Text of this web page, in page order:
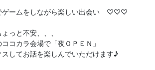
ームをしながら楽しい出会い ♡♡♡
っと不安、、、
コカラ会場で「夜ＯＰＥＮ」
してお話を楽しんでいただけます♪